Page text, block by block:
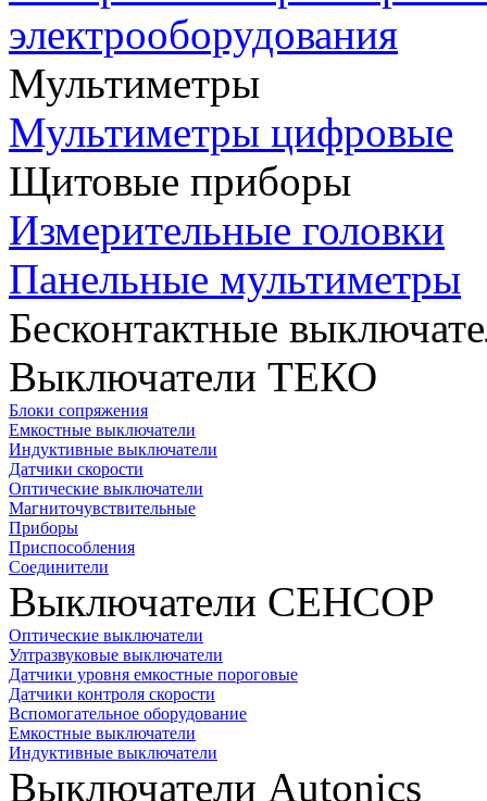
электрооборудования
Мультиметры
Мультиметры цифровые
Щитовые приборы
Измерительные головки
Панельные мультиметры
Бесконтактные
Выключатели ТЕКО
Блоки сопряжения
Емкостные выключатели
Индуктивные выключатели
Датчики скорости
Оптические выключатели
Магниточувствительные
Приборы
Приспособления
Соединители
Выключатели СЕНСОР
Оптические выключатели
Ултразвуковые выключатели
Датчики уровня емкостные пороговые
Датчики контроля скорости
Вспомогательное оборудование
Емкостные выключатели
Индуктивные выключатели
Выключатели Autonics